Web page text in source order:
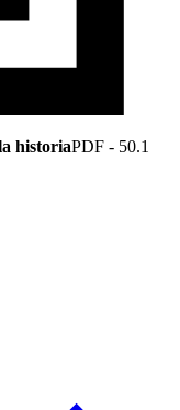
historiaPDF - 50.1